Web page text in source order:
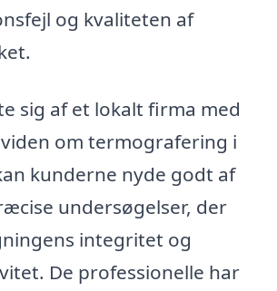
og kvaliteten af
sig af et lokalt firma med
om termografering i
kunderne nyde godt af
undersøgelser, der
integritet og
De professionelle har